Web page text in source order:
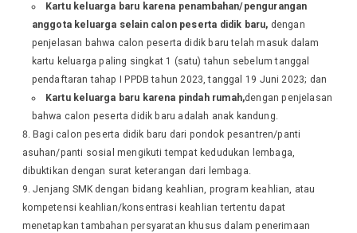
Kartu keluarga baru karena penambahan/pengurangan
anggota keluarga selain calon peserta didik baru, dengan
penjelasan bahwa calon peserta didik baru telah masuk dalam
kartu keluarga paling singkat 1 (satu) tahun sebelum tanggal
pendaftaran tahap I PPDB tahun 2023, tanggal 19 Juni 2023; dan
Kartu keluarga baru karena pindah rumah,dengan penjelasan
bahwa calon peserta didik baru adalah anak kandung.
Bagi calon peserta didik baru dari pondok pesantren/panti
asuhan/panti sosial mengikuti tempat kedudukan lembaga,
dibuktikan dengan surat keterangan dari lembaga.
Jenjang SMK dengan bidang keahlian, program keahlian, atau
kompetensi keahlian/konsentrasi keahlian tertentu dapat
menetapkan tambahan persyaratan khusus dalam penerimaan